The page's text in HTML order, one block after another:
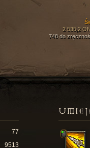
2 535,2
748 do
77
9513